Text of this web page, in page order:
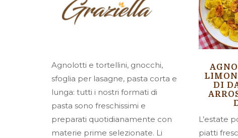
DI
L’estate
piatti
Agnolotti e tortellini, gnocchi,
sfoglia per lasagne, pasta corta e
lunga: tutti i nostri formati di
pasta sono freschissimi e
preparati quotidianamente con
materie prime selezionate. Li